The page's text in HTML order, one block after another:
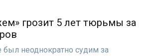
грозит 5 лет тюрьмы за
неоднократно судим за